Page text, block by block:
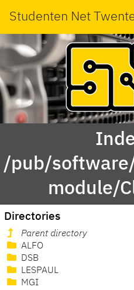
Studenten Net
/pub/
module/
Directories
Parent directory
ALFO
DSB
LESPAUL
MGI